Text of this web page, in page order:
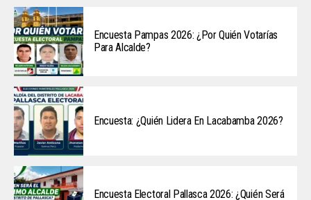
Encuesta Pampas 2026: ¿Por Quién Votarías
Para Alcalde?
Encuesta: ¿Quién Lidera En Lacabamba 2026?
Encuesta Electoral Pallasca 2026: ¿Quién Será